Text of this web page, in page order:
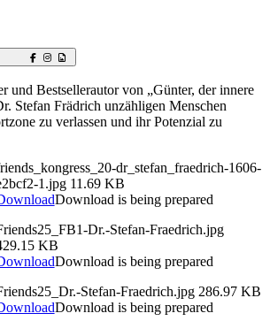
und Bestsellerautor von „Günter, der innere
Stefan Frädrich unzähligen Menschen
zu verlassen und ihr Potenzial zu
dr_stefan_fraedrich-1606-
1.jpg 11.69 KB
Download is being prepared
Dr.-Stefan-Fraedrich.jpg
KB
Download is being prepared
Stefan-Fraedrich.jpg 286.97 KB
Download is being prepared